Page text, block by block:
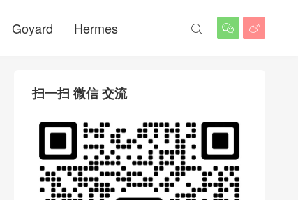
Goyard Hermes  

扫一扫 微信 交流